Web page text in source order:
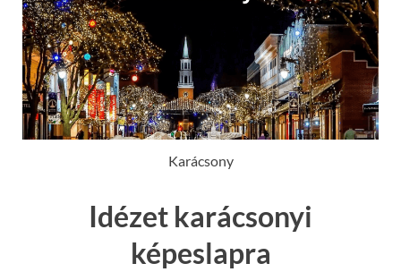
Karácsony
Idézet karácsonyi
képeslapra